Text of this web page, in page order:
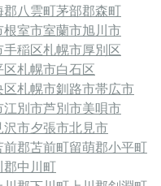
郡八雲町茅部郡森町
根室市室蘭市旭川市
手稲区札幌市厚別区
区札幌市白石区
区札幌市釧路市帯広市
江別市芦別市美唄市
沢市夕張市北見市
前郡苫前町留萌郡小平町
郡中川町